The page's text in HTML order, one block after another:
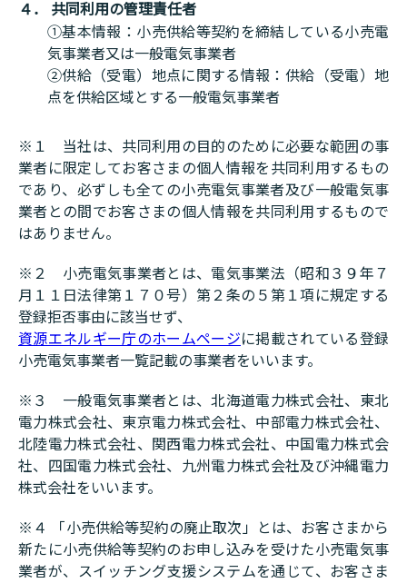
４． 共同利用の管理責任者
①基本情報：小売供給等契約を締結している小売電
気事業者又は一般電気事業者
②供給（受電）地点に関する情報：供給（受電）地
点を供給区域とする一般電気事業者
※１ 当社は、共同利用の目的のために必要な範囲の事
業者に限定してお客さまの個人情報を共同利用するもの
であり、必ずしも全ての小売電気事業者及び一般電気事
業者との間でお客さまの個人情報を共同利用するもので
はありません。
※２ 小売電気事業者とは、電気事業法（昭和３９年７
月１１日法律第１７０号）第２条の５第１項に規定する
登録拒否事由に該当せず、
資源エネルギー庁のホームページに掲載されている登録
小売電気事業者一覧記載の事業者をいいます。
※３ 一般電気事業者とは、北海道電力株式会社、東北
電力株式会社、東京電力株式会社、中部電力株式会社、
北陸電力株式会社、関西電力株式会社、中国電力株式会
社、四国電力株式会社、九州電力株式会社及び沖縄電力
株式会社をいいます。
※４ 「小売供給等契約の廃止取次」とは、お客さまから
新たに小売供給等契約のお申し込みを受けた小売電気事
業者が、スイッチング支援システムを通じて、お客さま